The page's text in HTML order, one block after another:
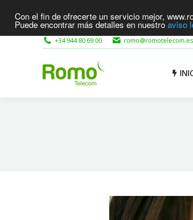
Con el fin de ofrecerte un servicio mejor,
Puede encontrar más detalles en nuestro aviso
+34 944 80 69 00 romo@romotelecom.es